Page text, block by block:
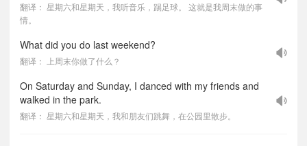
翻译： 星期六和星期天，我听音乐，踢足球。 这就是我周末做的事
情。
What did you do last weekend?
翻译： 上周末你做了什么？
On Saturday and Sunday, I danced with my friends and
walked in the park.
翻译： 星期六和星期天，我和朋友们跳舞，在公园里散步。